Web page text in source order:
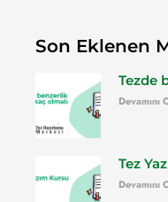
Son Eklenen
Tezde
Devamını
Tez
Devamını